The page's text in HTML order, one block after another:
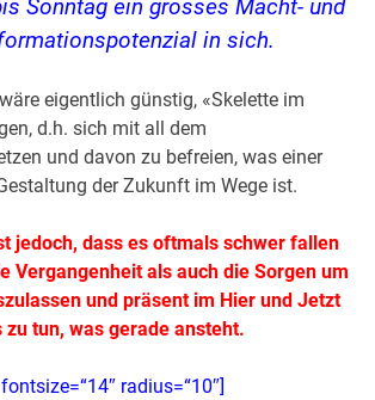
Sonntag ein grosses Macht- und
in sich.
eigentlich günstig, «Skelette im
d.h. sich mit all dem
und davon zu befreien, was einer
der Zukunft im Wege ist.
jedoch, dass es oftmals schwer fallen
Vergangenheit als auch die Sorgen um
und präsent im Hier und Jetzt
zu tun, was gerade ansteht.
radius=“10″]